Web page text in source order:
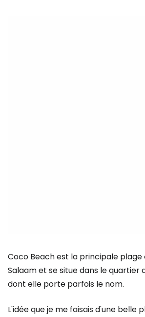
Coco Beach est la principale plage
Salaam et se situe dans le quartier
dont elle porte parfois le nom.
L'idée que je me faisais d'une belle